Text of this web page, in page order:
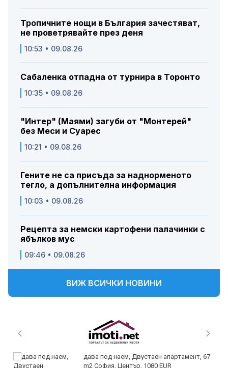
Тропичните нощи в България зачестяват,
не проветрявайте през деня
10:53 • 09.08.26
Сабаленка отпадна от турнира в Торонто
10:35 • 09.08.26
"Интер" (Маями) загуби от "Монтерей"
без Меси и Суарес
10:21 • 09.08.26
Гените не са присъда за наднорменото
тегло, а допълнителна информация
10:03 • 09.08.26
Рецепта за немски картофени палачинки с
ябълков мус
09:46 • 09.08.26
ВИЖ ВСИЧКИ НОВИНИ
дава под наем, Двустаен апартамент, 67
m2 София, Център, 1080 EUR